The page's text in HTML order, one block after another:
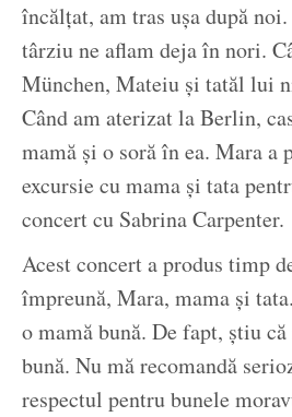
încălțat, am tras ușa după
târziu ne aflam deja în nori.
München, Mateiu și tatăl lui
Când am aterizat la Berlin,
mamă și o soră în ea. Mara a
excursie cu mama și tata
concert cu Sabrina Carpenter.
Acest concert a produs timp
împreună, Mara, mama și
o mamă bună. De fapt, știu
bună. Nu mă recomandă
respectul pentru bunele